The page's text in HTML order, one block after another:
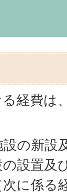
経費は
の新設
設置及
に係る